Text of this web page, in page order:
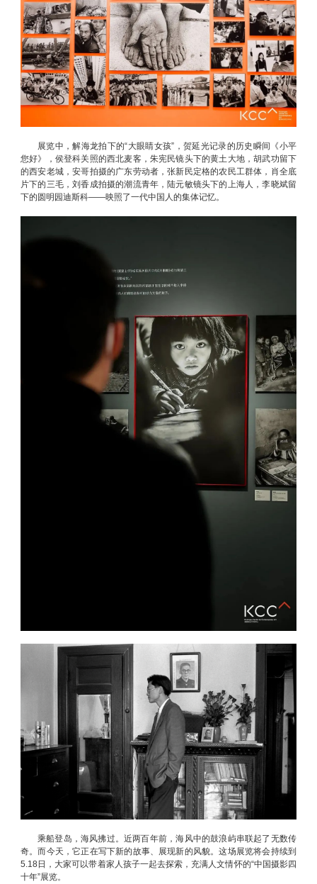
展览中，解海龙拍下的“大眼睛女孩”，贺延光记录的历史瞬间《小平
您好》，侯登科关照的西北麦客，朱宪民镜头下的黄土大地，胡武功留下
的西安老城，安哥拍摄的广东劳动者，张新民定格的农民工群体，肖全底
片下的三毛，刘香成拍摄的潮流青年，陆元敏镜头下的上海人，李晓斌留
下的圆明园迪斯科——映照了一代中国人的集体记忆。
乘船登岛，海风拂过。近两百年前，海风中的鼓浪屿串联起了无数传
奇。而今天，它正在写下新的故事、展现新的风貌。这场展览将会持续到
5.18日，大家可以带着家人孩子一起去探索，充满人文情怀的“中国摄影四
十年”展览。